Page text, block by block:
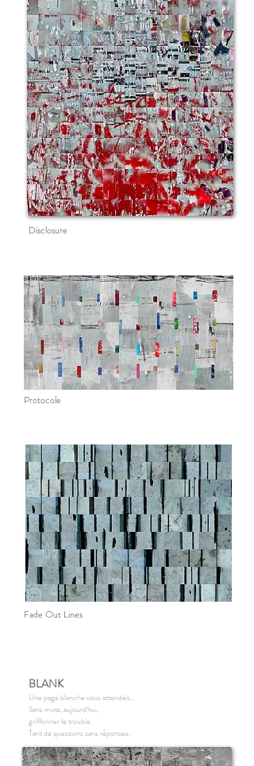
Disclosure
Protocole
Fade Out Lines
BLANK
Une page blanche vous attendait...
Sans mots, aujourd'hui,
griffonner le trouble.
Tant de questions sans réponses.